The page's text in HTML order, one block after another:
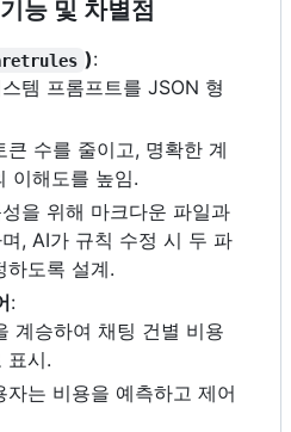
능 및 차별점
):
템 프롬프트를 JSON 형
큰 수를 줄이고, 명확한 계
이해도를 높임.
을 위해 마크다운 파일과
, AI가 규칙 수정 시 두 파
하도록 설계.
:
계승하여 채팅 건별 비용
표시.
자는 비용을 예측하고 제어